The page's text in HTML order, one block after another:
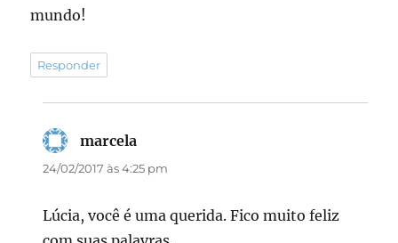
mundo!
Responder
marcela
24/02/2017 às 4:25 pm
Lúcia, você é uma querida. Fico muito feliz